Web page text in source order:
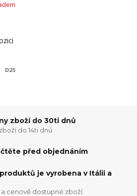
D25
zboží do 30ti dnů
do 14ti dnů
před objednáním
je vyrobena v Itálii a
cenově dostupné zboží.